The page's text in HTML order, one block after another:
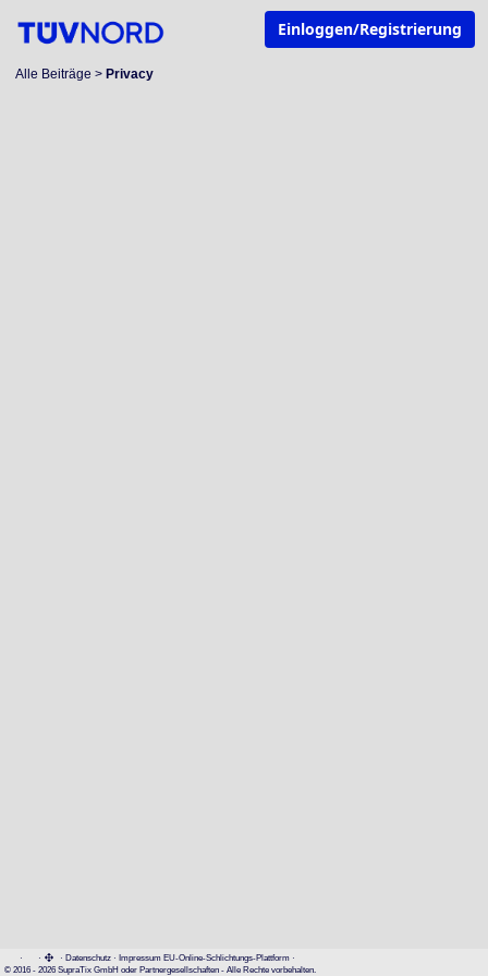
Einloggen/Registrierung
Alle Beiträge > Privacy
· · · Datenschutz · Impressum EU-Online-Schlichtungs-Plattform ·
© 2016 - 2026 SupraTix GmbH oder Partnergesellschaften - Alle Rechte vorbehalten.